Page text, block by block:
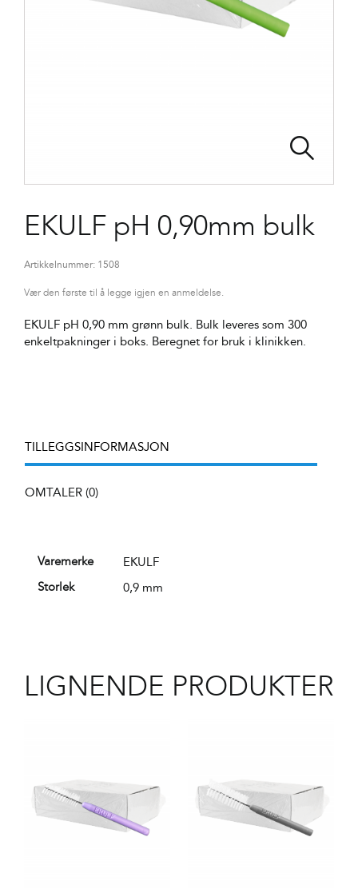
EKULF pH 0,90mm bulk
Artikkelnummer: 1508
Vær den første til å legge igjen en anmeldelse.
EKULF pH 0,90 mm grønn bulk. Bulk leveres som 300
enkeltpakninger i boks. Beregnet for bruk i klinikken.
TILLEGGSINFORMASJON
OMTALER (0)
Varemerke EKULF
Storlek 0,9 mm
LIGNENDE PRODUKTER